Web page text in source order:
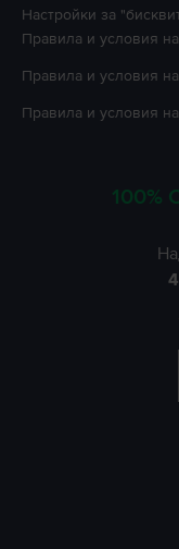
Настройки за
Правила и условия
Правила и условия
Правила и условия